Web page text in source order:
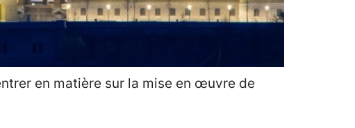
en matière sur la mise en œuvre de